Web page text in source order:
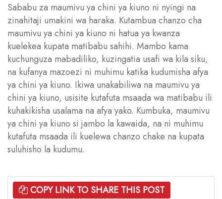
Sababu za maumivu ya chini ya kiuno ni nyingi na
zinahitaji umakini wa haraka. Kutambua chanzo cha
maumivu ya chini ya kiuno ni hatua ya kwanza
kuelekea kupata matibabu sahihi. Mambo kama
kuchunguza mabadiliko, kuzingatia usafi wa kila siku,
na kufanya mazoezi ni muhimu katika kudumisha afya
ya chini ya kiuno. Ikiwa unakabiliwa na maumivu ya
chini ya kiuno, usisite kutafuta msaada wa matibabu ili
kuhakikisha usalama na afya yako. Kumbuka, maumivu
ya chini ya kiuno si jambo la kawaida, na ni muhimu
kutafuta msaada ili kuelewa chanzo chake na kupata
suluhisho la kudumu.
COPY LINK TO SHARE THIS POST